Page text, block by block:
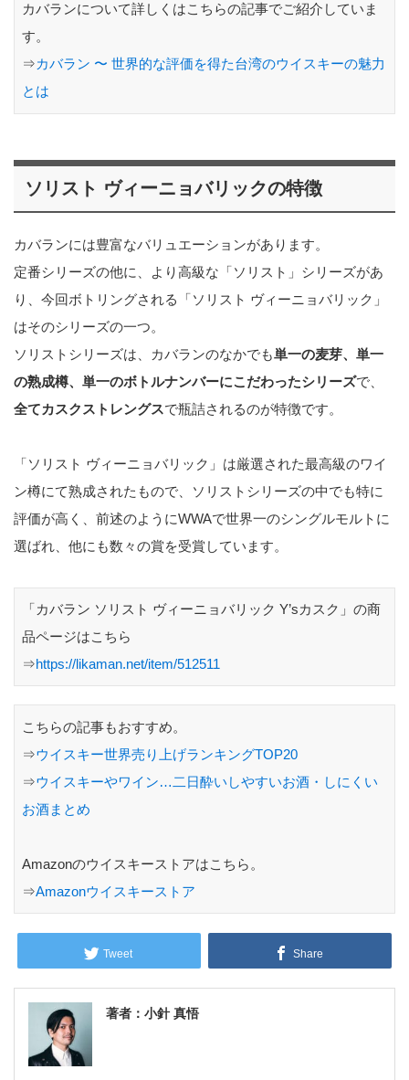
カバランについて詳しくはこちらの記事でご紹介していま
す。
⇒カバラン 〜 世界的な評価を得た台湾のウイスキーの魅力
とは
ソリスト ヴィーニョバリックの特徴
カバランには豊富なバリュエーションがあります。
定番シリーズの他に、より高級な「ソリスト」シリーズがあ
り、今回ボトリングされる「ソリスト ヴィーニョバリック」
はそのシリーズの一つ。
ソリストシリーズは、カバランのなかでも単一の麦芽、単一
の熟成樽、単一のボトルナンバーにこだわったシリーズで、
全てカスクストレングスで瓶詰されるのが特徴です。
「ソリスト ヴィーニョバリック」は厳選された最高級のワイ
ン樽にて熟成されたもので、ソリストシリーズの中でも特に
評価が高く、前述のようにWWAで世界一のシングルモルトに
選ばれ、他にも数々の賞を受賞しています。
「カバラン ソリスト ヴィーニョバリック Y’sカスク」の商
品ページはこちら
⇒https://likaman.net/item/512511
こちらの記事もおすすめ。
⇒ウイスキー世界売り上げランキングTOP20
⇒ウイスキーやワイン…二日酔いしやすいお酒・しにくい
お酒まとめ
Amazonのウイスキーストアはこちら。
⇒Amazonウイスキーストア
Tweet Share
著者：小針 真悟